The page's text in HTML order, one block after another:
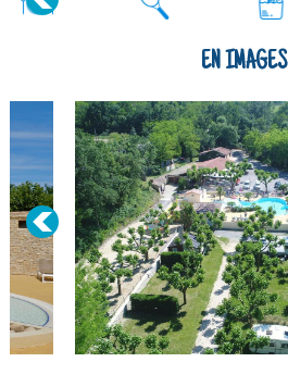
EN IMAGES